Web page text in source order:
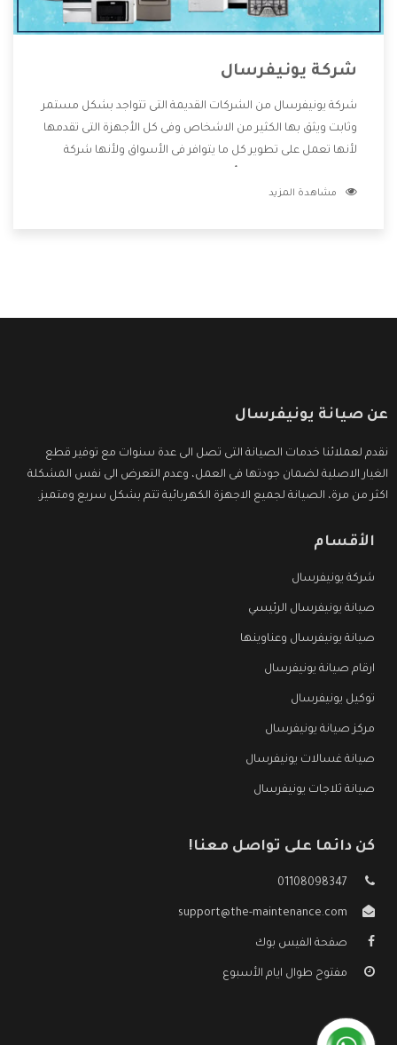
شركة يونيفرسال
شركة يونيفرسال من الشركات القديمة التى تتواجد بشكل مستمر
وثابت ويثق بها الكثير من الاشخاص وفى كل الأجهزة التى تقدمها
لأنها تعمل على تطوير كل ما يتوافر فى الأسواق ولأنها شركة
وتقدم للعملاء أقوى العروض والخصومات التى تسهل على
مشاهدة المزيد
عن صيانة يونيفرسال
نقدم لعملائنا خدمات الصيانة التى تصل الى عدة سنوات مع توفير قطع
الغيار الاصلية لضمان جودتها فى العمل، وعدم التعرض الى نفس المشكلة
اكثر من مرة، الصيانة لجميع الاجهزة الكهربائية تتم بشكل سريع ومتميز.
الأقسام
شركة يونيفرسال
صيانة يونيفرسال الرئيسي
صيانة يونيفرسال وعناوينها
ارقام صيانة يونيفرسال
توكيل يونيفرسال
مركز صيانة يونيفرسال
صيانة غسالات يونيفرسال
صيانة ثلاجات يونيفرسال
كن دائما على تواصل معنا!
01108098347
support@the-maintenance.com
صفحة الفيس بوك
مفتوح طوال ايام الأسبوع